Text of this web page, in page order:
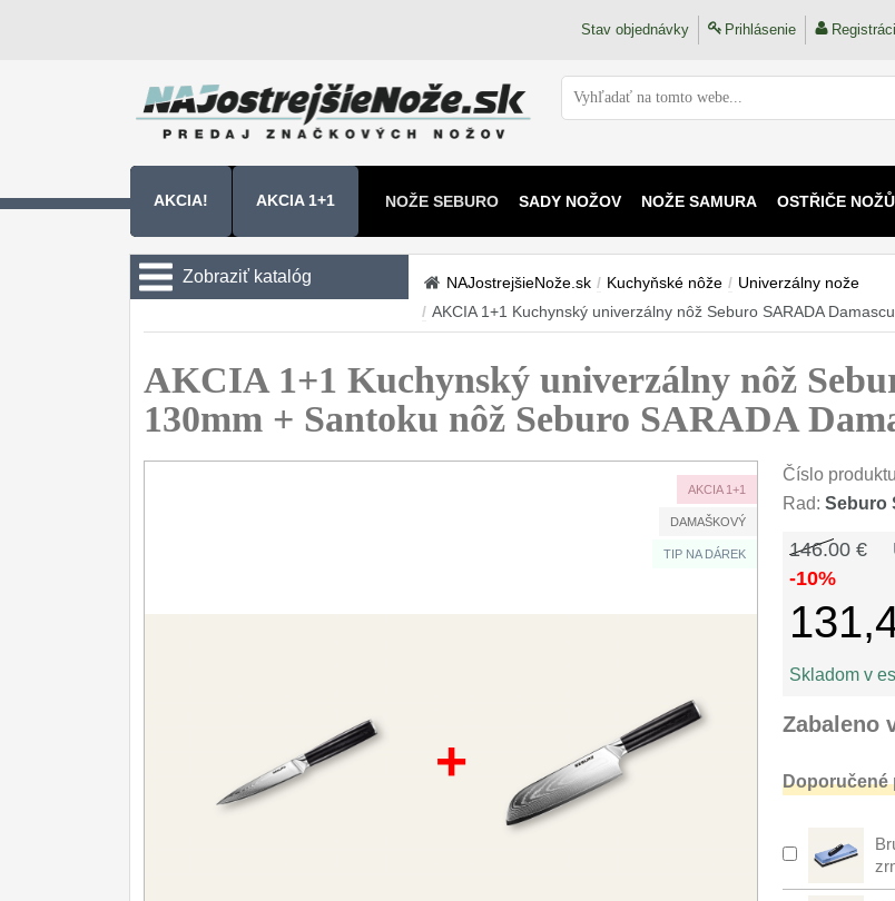
Stav objednávky Prihlásenie
AKCIA! AKCIA 1+1 NOŽE SEBURO SADY NOŽOV NOŽE SAMURA OSTŘIČE
Zobraziť katalóg
Sady nožov 9
Kuchařské nože
Univerzálny nože 50
41
Steakové nože
NAJostrejšieNože.sk / Kuchyňské nôže / Univerzálny nože
/ AKCIA 1+1 Kuchynský univerzálny nôž Seburo SARADA
AKCIA 1+1 Kuchynský univerzálny nôž
130mm + Santoku nôž Seburo SARADA
AKCIA 1+1
DAMAŠKOVÝ
TIP NA DÁREK
+
Číslo
Rad: Seburo
146.00 €
-10%
Skladom v
Zabaleno
Doporučené